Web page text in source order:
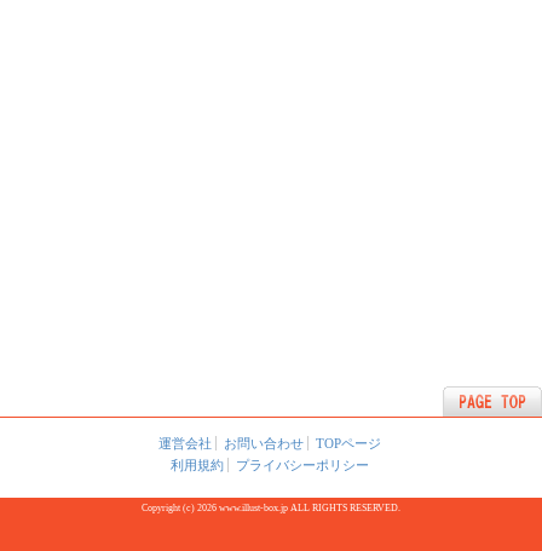
運営会社 お問い合わせ
TOPページ
利用規約
プライバシーポリシー
Copyright (c) 2026 www.illust-box.jp ALL RIGHTS RESERVED.